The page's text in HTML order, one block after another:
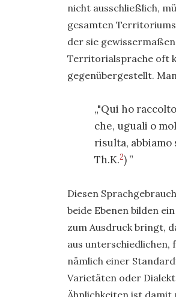
nicht ausschließlich,
gesamten
der sie
Territorialsprache oft
gegenübergestellt.
"Qui ho
che, uguali o
risulta,
Th.K.2)
Diesen
beide Ebenen bilden
zum Ausdruck bringt,
aus
nämlich einer
Varietäten oder